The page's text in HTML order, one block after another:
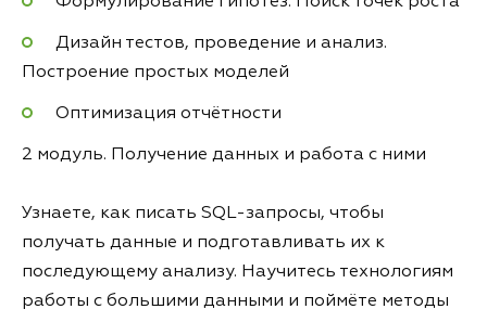
Дизайн тестов, проведение и анализ.
Построение простых моделей
Оптимизация отчётности
2 модуль. Получение данных и работа с ними
Узнаете, как писать SQL-запросы, чтобы
получать данные и подготавливать их к
последующему анализу. Научитесь технологиям
работы с большими данными и поймёте методы